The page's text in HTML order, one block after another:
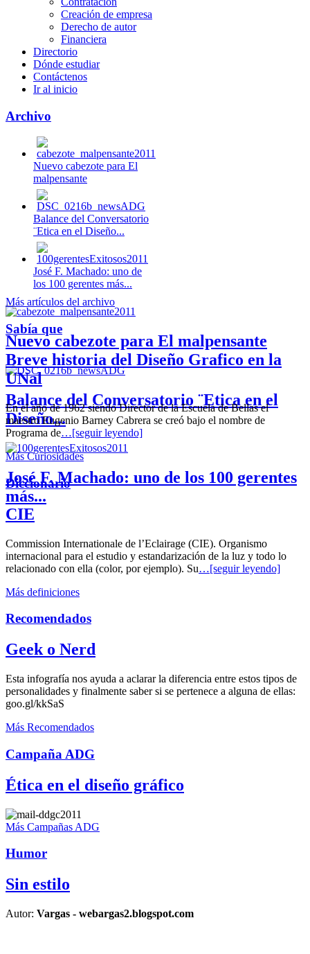
Creación de empresa
Derecho de autor
Financiera
Directorio
Dónde estudiar
Contáctenos
Ir al inicio
Archivo
Nuevo cabezote para El
malpensante
Balance del Conversatorio
¨Etica en el Diseño...
José F. Machado: uno de
los 100 gerentes más...
Nuevo cabezote para El malpensante
Balance del Conversatorio ¨Etica en el
Diseño...
José F. Machado: uno de los 100 gerentes
más...
Más artículos del archivo
Sabía que
Breve historia del Diseño Grafico en la
UNal
En el año de 1962 siendo Director de la Escuela de Bellas el
maestro Eugenio Barney Cabrera se creó bajo el nombre de
Programa de…[seguir leyendo]
Más Curiosidades
Diccionario
CIE
Commission Internationale de l’Eclairage (CIE). Organismo
internacional para el estudio y estandarización de la luz y todo lo
relacionado con ella (color, por ejemplo). Su…[seguir leyendo]
Más definiciones
Recomendados
Geek o Nerd
Esta infografía nos ayuda a aclarar la diferencia entre estos tipos de
personalidades y finalmente saber si se pertenece a alguna de ellas:
goo.gl/kkSaS
Más Recomendados
Campaña ADG
Ética en el diseño gráfico
Más Campañas ADG
Humor
Sin estilo
Autor: Vargas - webargas2.blogspot.com